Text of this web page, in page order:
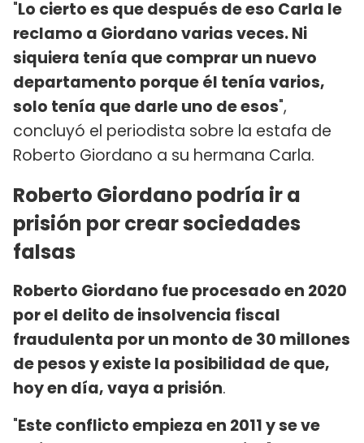
"Lo cierto es que después de eso Carla le
reclamo a Giordano varias veces. Ni
siquiera tenía que comprar un nuevo
departamento porque él tenía varios,
solo tenía que darle uno de esos",
concluyó el periodista sobre la estafa de
Roberto Giordano a su hermana Carla.
Roberto Giordano podría ir a
prisión por crear sociedades
falsas
Roberto Giordano fue procesado en 2020
por el delito de insolvencia fiscal
fraudulenta por un monto de 30 millones
de pesos y existe la posibilidad de que,
hoy en día, vaya a prisión.
"Este conflicto empieza en 2011 y se ve